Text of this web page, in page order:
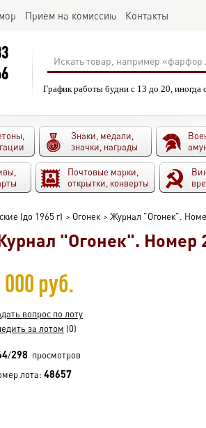
Прием на комиссию Контакты
График работы будни с 13 до 20, иногда
Знаки, медали,
значки, награды
Почтовые марки,
открытки, конверты
(до 1965 г) > Огонек > Журнал "Огонек".
"Огонек". Номер
000 руб.
вопрос по лоту
за лотом (0)
/298 просмотров
лота:48657